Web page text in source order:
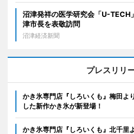
沼津発祥の医学研究会「U-
津市長を表敬訪問
沼津経済新聞
プレスリリ
かき氷専門店『しろいくも』梅田よ
した新作かき氷が新登場！
かき氷専門店『しろいくも』北千里